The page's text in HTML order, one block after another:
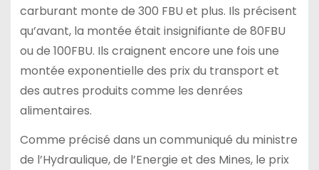
carburant monte de 300 FBU et plus. Ils précisent
qu’avant, la montée était insignifiante de 80FBU
ou de 100FBU. Ils craignent encore une fois une
montée exponentielle des prix du transport et
des autres produits comme les denrées
alimentaires.
Comme précisé dans un communiqué du ministre
de l’Hydraulique, de l’Energie et des Mines, le prix